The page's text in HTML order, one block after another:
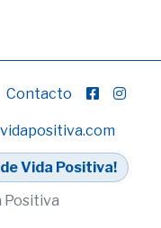
Contacto
Vida Positiva!
Positiva